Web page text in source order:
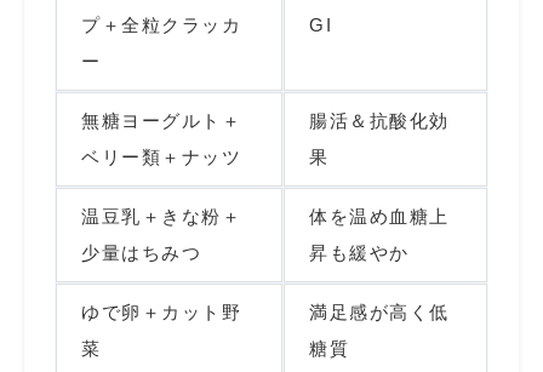
プ＋全粒クラッカ
ー
GI
無糖ヨーグルト＋
ベリー類＋ナッツ
腸活＆抗酸化効
果
温豆乳＋きな粉＋
少量はちみつ
体を温め血糖上
昇も緩やか
ゆで卵＋カット野
菜
満足感が高く低
糖質